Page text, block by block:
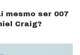
mesmo ser 007
Craig?